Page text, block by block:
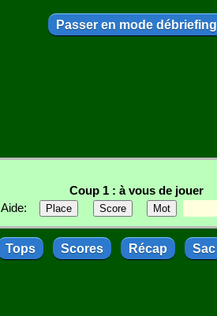
Passer en mode débriefing
Coup 1 : à vous de jouer
Aide:
Tops Scores Récap Sac